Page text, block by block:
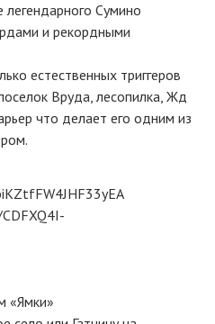
Сумино
и рекордными
естественных триггеров
Вруда, лесопилка, Жд
что делает его одним из
«Ямки»